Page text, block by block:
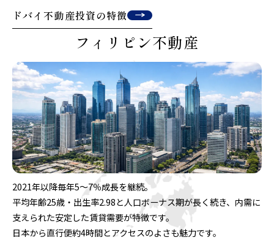
ドバイ不動産投資の特徴
フィリピン不動産
2021年以降毎年5〜7％成長を継続。
平均年齢25歳・出生率2.98と人口ボーナス期が長く続き、内需に
支えられた安定した賃貸需要が特徴です。
日本から直行便約4時間とアクセスのよさも魅力です。